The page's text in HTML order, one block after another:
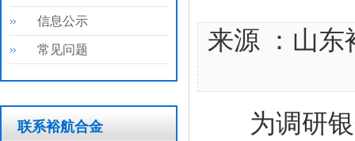
信息公示
常见问题
联系裕航合金
来源 ：山
为调研银